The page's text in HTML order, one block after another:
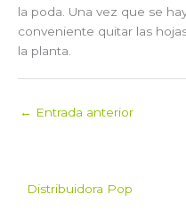
la poda. Una vez que se
conveniente quitar las
la planta.
← Entrada anterior
Distribuidora Pop